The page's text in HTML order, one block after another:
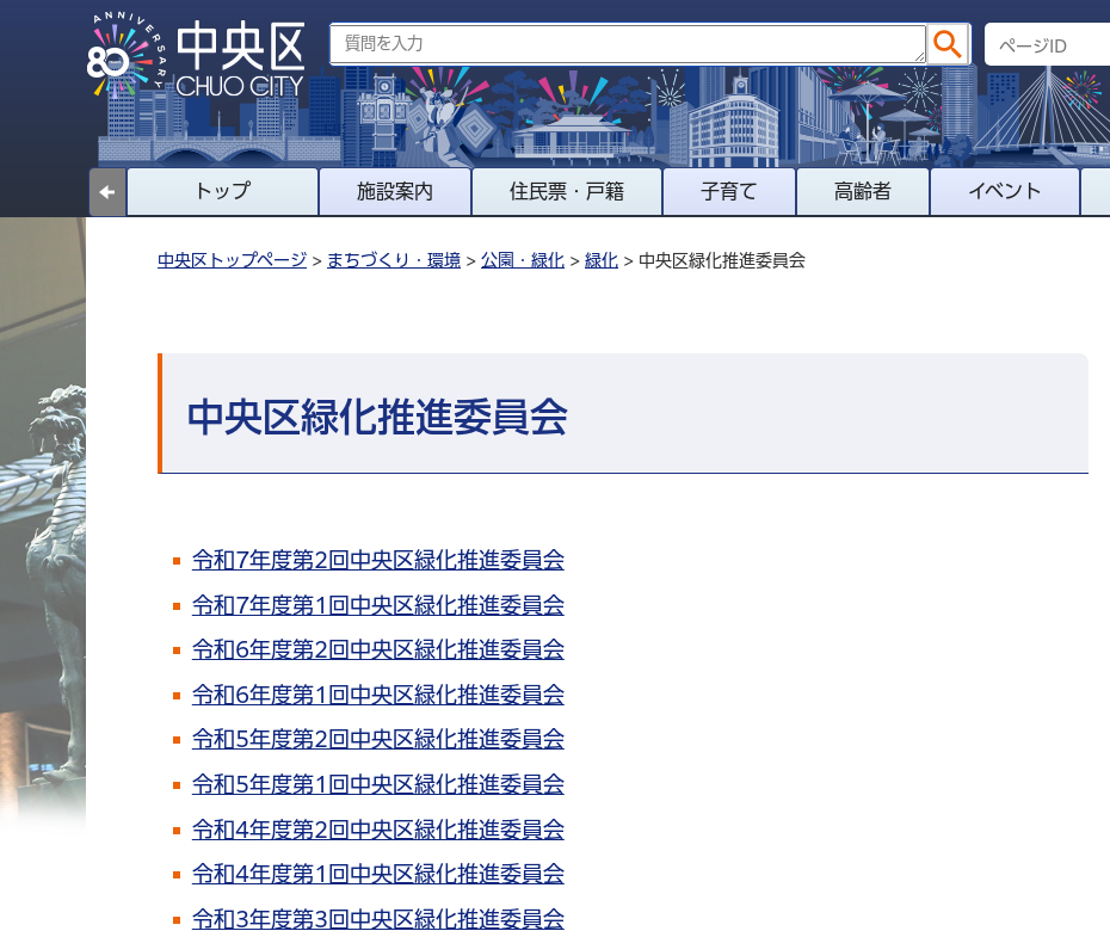
トップ 施設案内 住民票・戸籍 子育て 高齢者 イベント
中央区トップページ > まちづくり・環境 > 公園・緑化 > 緑化 > 中央区緑化推進委員会
中央区緑化推進委員会
令和7年度第2回中央区緑化推進委員会
令和7年度第1回中央区緑化推進委員会
令和6年度第2回中央区緑化推進委員会
令和6年度第1回中央区緑化推進委員会
令和5年度第2回中央区緑化推進委員会
令和5年度第1回中央区緑化推進委員会
令和4年度第2回中央区緑化推進委員会
令和4年度第1回中央区緑化推進委員会
令和3年度第3回中央区緑化推進委員会